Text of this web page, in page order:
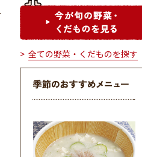
全ての野菜・くだものを探す